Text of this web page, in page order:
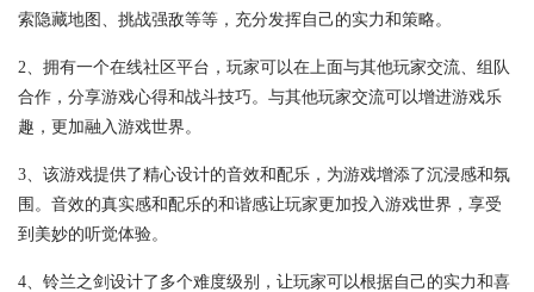
索隐藏地图、挑战强敌等等，充分发挥自己的实力和策略。
2、拥有一个在线社区平台，玩家可以在上面与其他玩家交流、组队
合作，分享游戏心得和战斗技巧。与其他玩家交流可以增进游戏乐
趣，更加融入游戏世界。
3、该游戏提供了精心设计的音效和配乐，为游戏增添了沉浸感和氛
围。音效的真实感和配乐的和谐感让玩家更加投入游戏世界，享受
到美妙的听觉体验。
4、铃兰之剑设计了多个难度级别，让玩家可以根据自己的实力和喜